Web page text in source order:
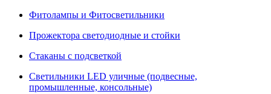
Фитолампы и Фитосветильники
Прожектора светодиодные и стойки
Стаканы с подсветкой
Светильники LED уличные (подвесные,
промышленные, консольные)